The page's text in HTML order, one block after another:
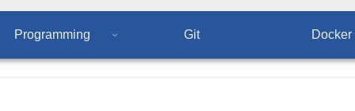
Programming Git Docker